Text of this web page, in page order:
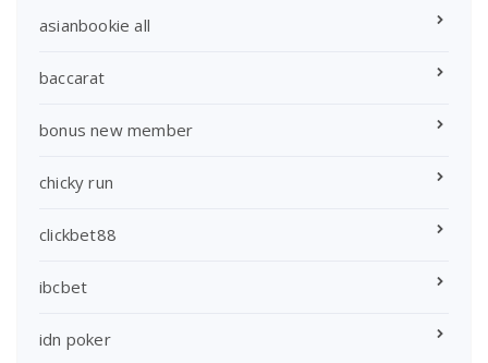
asianbookie all
baccarat
bonus new member
chicky run
clickbet88
ibcbet
idn poker